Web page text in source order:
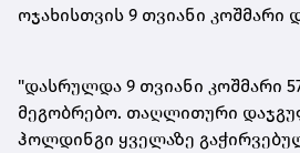
ოჯახისთვის 9 თვიანი კოშმარი
"დასრულდა 9 თვიანი კოშმარი
მეგობრებო. თაღლითური
ჰოლდინგი ყველაზე